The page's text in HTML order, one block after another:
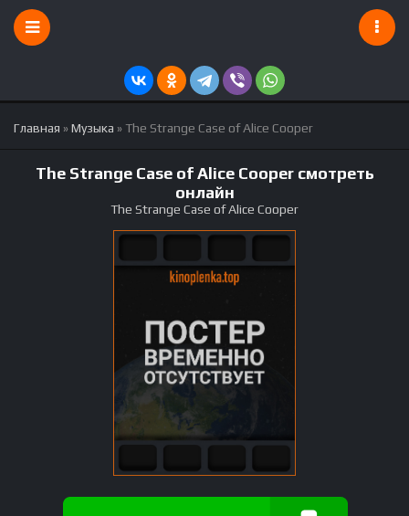
Главная »Музыка » The Strange Case of Alice Cooper
The Strange Case of Alice Cooper смотреть
онлайн
The Strange Case of Alice Cooper